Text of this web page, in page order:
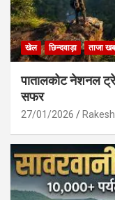
खेल छिन्दवाड़ा ताजा
पातालकोट नेशनल
सफर
27/01/2026